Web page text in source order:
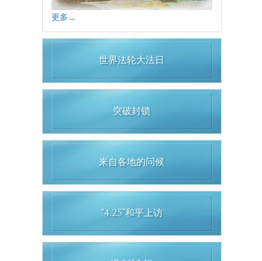
更多 ...
世界法轮大法日
突破封锁
来自各地的问候
“4.25”和平上访